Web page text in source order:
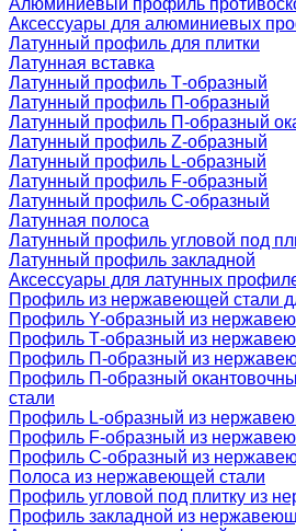
Алюминиевый профиль
Аксессуары для алюминиевых
Латунный профиль для плитки
Латунная вставка
Латунный профиль Т-образный
Латунный профиль П-образный
Латунный профиль П-образный
Латунный профиль Z-образный
Латунный профиль L-образный
Латунный профиль F-образный
Латунный профиль C-образный
Латунная полоса
Латунный профиль угловой под
Латунный профиль закладной
Аксессуары для латунных
Профиль из нержавеющей стали
Профиль Y-образный из
Профиль Т-образный из
Профиль П-образный из
Профиль П-образный
стали
Профиль L-образный из
Профиль F-образный из
Профиль C-образный из
Полоса из нержавеющей стали
Профиль угловой под плитку из
Профиль закладной из